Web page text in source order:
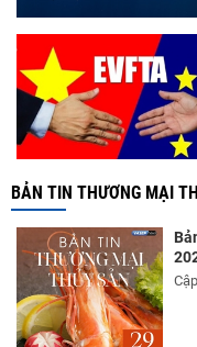
BẢN TIN THƯƠNG MẠI